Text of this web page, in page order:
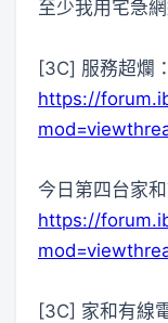
至少我用宅急
[3C] 服務超爛
https://
今日第四台家
https://
[3C] 家和有線